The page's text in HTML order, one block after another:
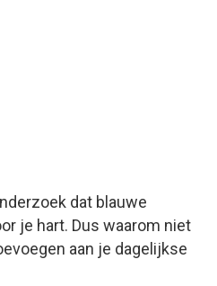
dat blauwe
je hart. Dus waarom niet
aan je dagelijkse